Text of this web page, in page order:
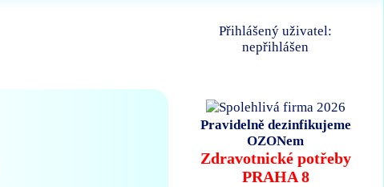
Přihlášený uživatel:
nepřihlášen
Pravidelně dezinfikujeme
OZONem
Zdravotnické potřeby
PRAHA 8